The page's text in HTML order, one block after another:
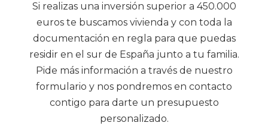
Si realizas una inversión superior a 450.000
euros te buscamos vivienda y con toda la
documentación en regla para que puedas
residir en el sur de España junto a tu familia.
Pide más información a través de nuestro
formulario y nos pondremos en contacto
contigo para darte un presupuesto
personalizado.